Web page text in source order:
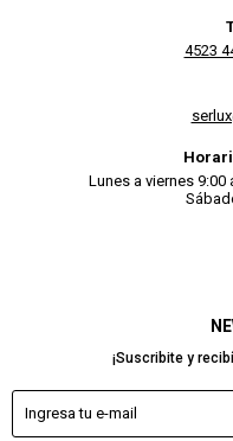
¡Suscribite y
4523
Lunes a viernes 9:00